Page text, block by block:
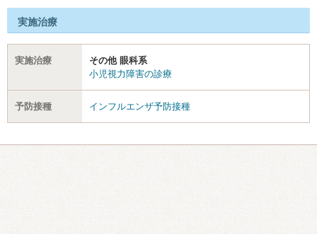
実施治療
実施治療
その他 眼科系
小児視力障害の診療
予防接種 インフルエンザ予防接種